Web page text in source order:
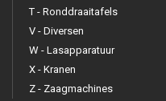
T - Ronddraaitafels
V - Diversen
W - Lasapparatuur
X - Kranen
Z - Zaagmachines